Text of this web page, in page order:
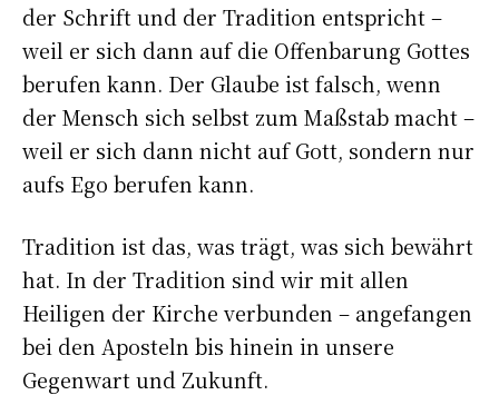
der Schrift und der Tradition entspricht –
weil er sich dann auf die Offenbarung Gottes
berufen kann. Der Glaube ist falsch, wenn
der Mensch sich selbst zum Maßstab macht –
weil er sich dann nicht auf Gott, sondern nur
aufs Ego berufen kann.
Tradition ist das, was trägt, was sich bewährt
hat. In der Tradition sind wir mit allen
Heiligen der Kirche verbunden – angefangen
bei den Aposteln bis hinein in unsere
Gegenwart und Zukunft.